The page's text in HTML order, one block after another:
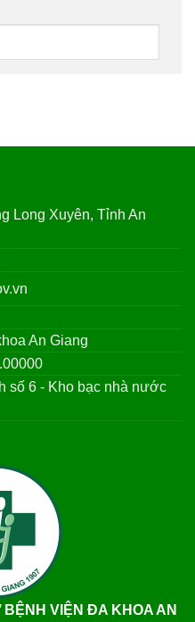
Long Xuyên, Tỉnh An
An Giang
số 6 - Kho bạc nhà nước
VIỆN ĐA KHOA AN